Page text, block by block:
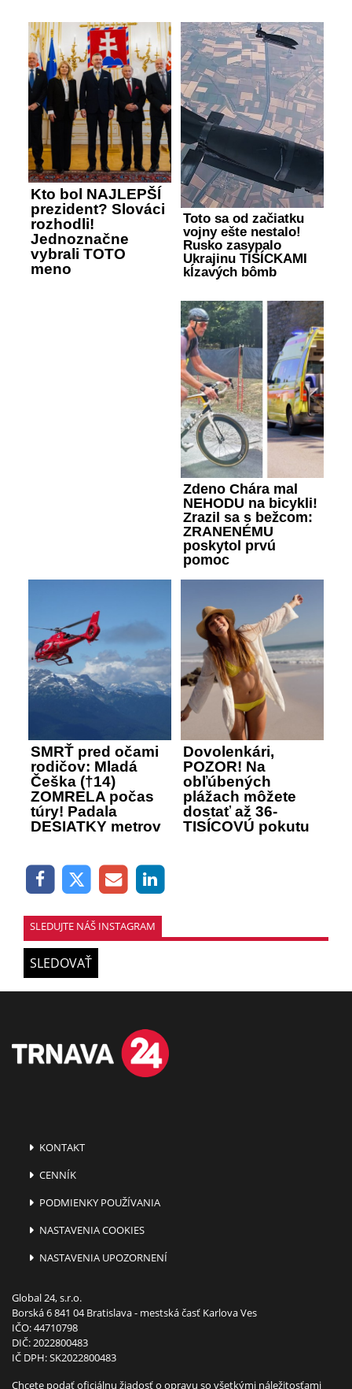
Kto bol NAJLEPŠÍ
prezident? Slováci
rozhodli!
Jednoznačne
vybrali TOTO
meno
Toto sa od začiatku
vojny ešte nestalo!
Rusko zasypalo
Ukrajinu TISÍCKAMI
kĺzavých bômb
Zdeno Chára mal
NEHODU na bicykli!
Zrazil sa s bežcom:
ZRANENÉMU
poskytol prvú
pomoc
SMRŤ pred očami
rodičov: Mladá
Češka (†14)
ZOMRELA počas
túry! Padala
DESIATKY metrov
Dovolenkári,
POZOR! Na
obľúbených
plážach môžete
dostať až 36-
TISÍCOVÚ pokutu
SLEDUJTE NÁŠ INSTAGRAM
SLEDOVAŤ
KONTAKT
CENNÍK
PODMIENKY POUŽÍVANIA
NASTAVENIA COOKIES
NASTAVENIA UPOZORNENÍ
Global 24, s.r.o.
Borská 6 841 04 Bratislava - mestská časť Karlova Ves
IČO: 44710798
DIČ: 2022800483
IČ DPH: SK2022800483
Chcete podať oficiálnu žiadosť o opravu so všetkými náležitosťami